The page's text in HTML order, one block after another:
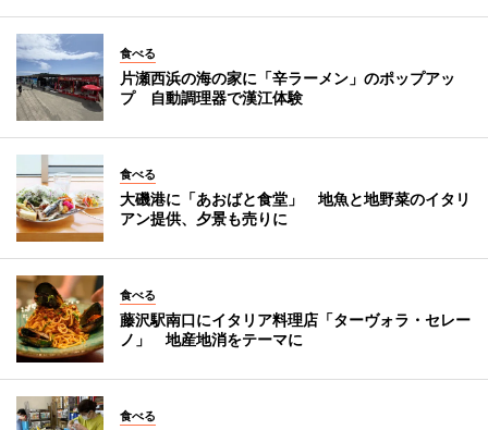
食べる
片瀬西浜の海の家に「辛ラーメン」のポップアッ
プ 自動調理器で漢江体験
食べる
大磯港に「あおばと食堂」 地魚と地野菜のイタリ
アン提供、夕景も売りに
食べる
藤沢駅南口にイタリア料理店「ターヴォラ・セレー
ノ」 地産地消をテーマに
食べる